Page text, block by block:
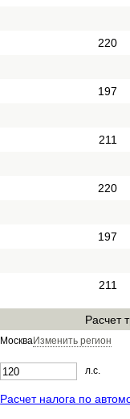
220
197
211
220
197
211
Расчет
МоскваИзменить регион
л.с.
Расчет налога по